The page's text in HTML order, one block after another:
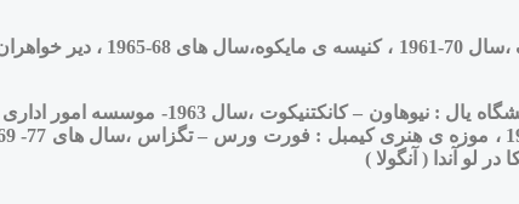
بخش سوم:مکان های مذهبی(سال 67-1959 ، اولین
بخش چهارم:موسسه های فرهنگی(سال های 53-1951 ، نگارخانه ی هنر